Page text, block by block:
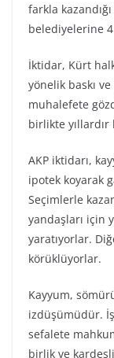
farkla
belediyelerine 4
İktidar, Kürt
yönelik baskı
muhalefete
birlikte yıllardır
AKP iktidarı,
ipotek koyarak
Seçimlerle
yandaşları için
yaratıyorlar.
körüklüyorlar.
Kayyum,
izdüşümüdür.
sefalete
birlik ve